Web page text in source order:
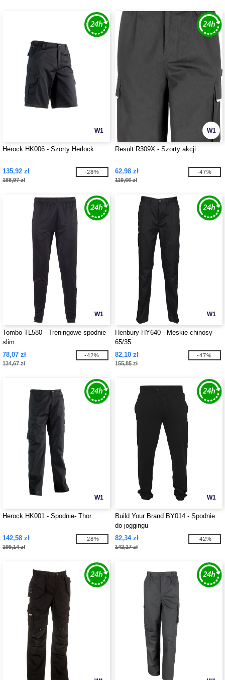
W1
Herock HK006 - Szorty Herlock
135,92 zł
188,97 zł
-28%
W1
Result R309X - Szorty akcji
62,98 zł
119,66 zł
-47%
W1
Tombo TL580 - Treningowe spodnie
slim
78,07 zł
134,67 zł
-42%
W1
Henbury HY640 - Męskie chinosy
65/35
82,10 zł
155,85 zł
-47%
W1
Herock HK001 - Spodnie- Thor
142,58 zł
199,14 zł
-28%
W1
Build Your Brand BY014 - Spodnie
do joggingu
82,34 zł
142,17 zł
-42%